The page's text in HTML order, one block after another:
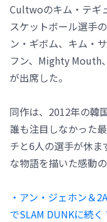
Cultwoのキム・テギ
スケットボール選手
ン・ギボム、キム・
フン、Mighty Mouth
が出席した。
同作は、2012年の韓
誰も注目しなかった
チと6人の選手が休
な物語を描いた感動の
・アン・ジェホン＆
でSLAM DUNKに続